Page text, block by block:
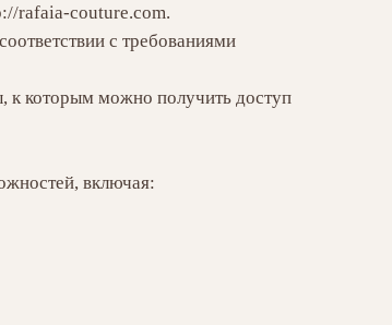
rafaia-couture.com.
с требованиями
к которым можно получить доступ
включая: